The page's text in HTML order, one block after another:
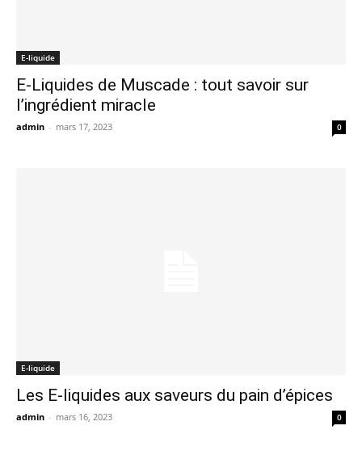
E-liquide
E-Liquides de Muscade : tout savoir sur
l’ingrédient miracle
admin - mars 17, 2023 0
E-liquide
Les E-liquides aux saveurs du pain d’épices
admin - mars 16, 2023 0